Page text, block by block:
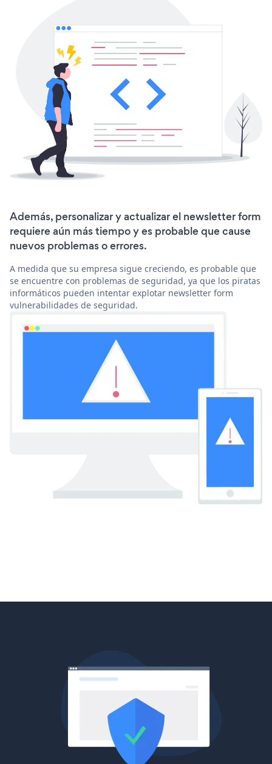
Además, personalizar y actualizar el newsletter form
requiere aún más tiempo y es probable que cause
nuevos problemas o errores.
A medida que su empresa sigue creciendo, es probable que
se encuentre con problemas de seguridad, ya que los piratas
informáticos pueden intentar explotar newsletter form
vulnerabilidades de seguridad.